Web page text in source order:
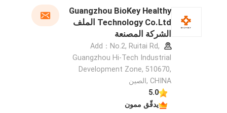
Guangzhou BioKey Healthy
Technology Co.Ltd الملف
الشركة المصنعة
Add：No.2, Ruitai Rd,
Guangzhou Hi-Tech Industrial
Development Zone, 510670,
CHINA ,الصين
5.0
يدقّق ممون